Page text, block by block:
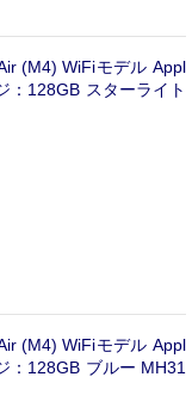
(M4) WiFiモデル Appl
：128GB スターライト
(M4) WiFiモデル Appl
：128GB ブルー MH31